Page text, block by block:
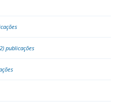
publicações